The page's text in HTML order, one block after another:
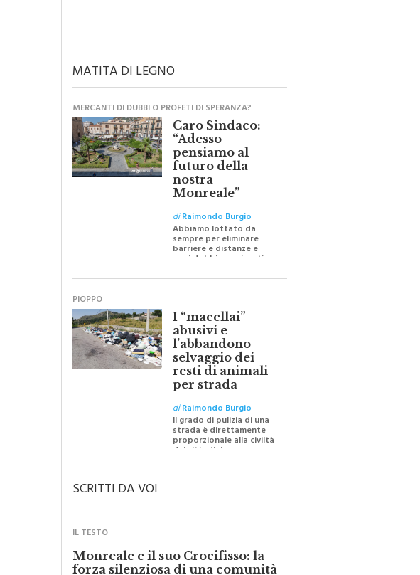
MATITA DI LEGNO
MERCANTI DI DUBBI O PROFETI DI SPERANZA?
Caro Sindaco:
“Adesso
pensiamo al
futuro della
nostra
Monreale”
diRaimondo Burgio
Abbiamo lottato da
sempre per eliminare
barriere e distanze e
oggi dobbiamo ripartire
PIOPPO
I “macellai”
abusivi e
l’abbandono
selvaggio dei
resti di animali
per strada
diRaimondo Burgio
Il grado di pulizia di una
strada è direttamente
proporzionale alla civiltà
dei cittadini
SCRITTI DA VOI
IL TESTO
Monreale e il suo Crocifisso: la
forza silenziosa di una comunità